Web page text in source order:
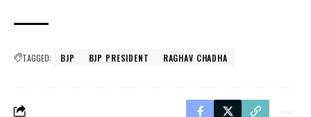
TAGGED: BJP BJP PRESIDENT RAGHAV CHADHA